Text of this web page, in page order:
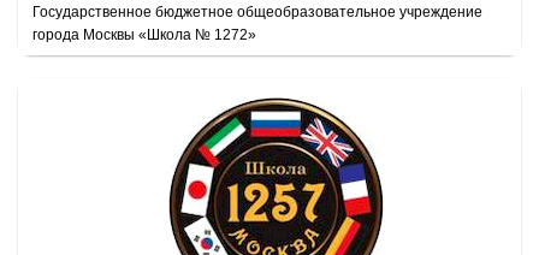
Государственное бюджетное общеобразовательное учреждение
города Москвы «Школа № 1272»